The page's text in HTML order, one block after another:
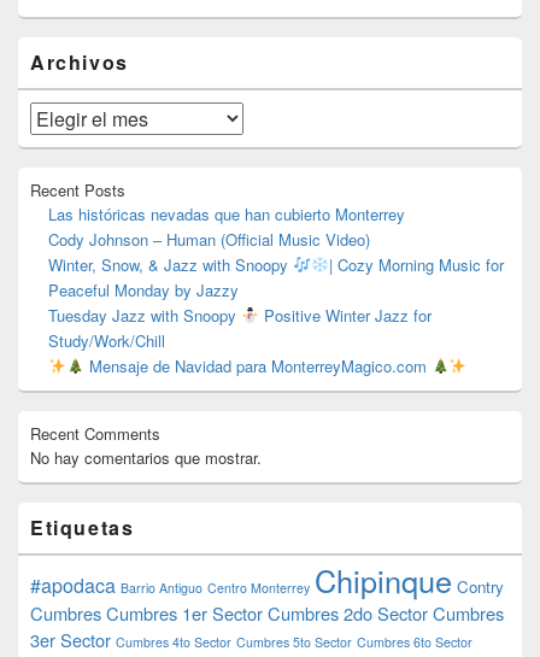
área
de
widget
barra
lateral
Archivos
Archivos
Recent Posts
Las históricas nevadas que han cubierto Monterrey
Cody Johnson – Human (Official Music Video)
Winter, Snow, & Jazz with Snoopy
| Cozy Morning Music for
Peaceful Monday by Jazzy
Tuesday Jazz with Snoopy
Positive Winter Jazz for
Study/Work/Chill
Mensaje de Navidad para MonterreyMagico.com
Recent Comments
No hay comentarios que mostrar.
Etiquetas
#apodaca Barrio Antiguo Centro Monterrey Chipinque Contry
CumbresCumbres 1er SectorCumbres 2do SectorCumbres
3er Sector Cumbres 4to Sector Cumbres 5to Sector Cumbres 6to Sector